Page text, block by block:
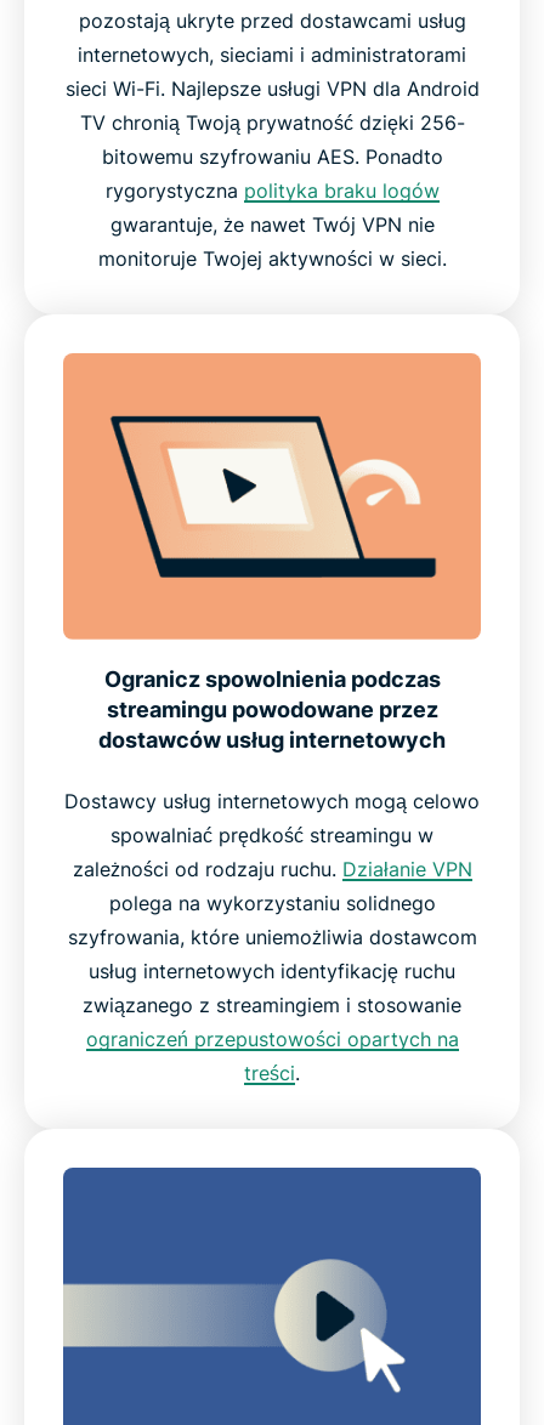
Co ludzie mówią o ExpressVPN
Często zadawane pytania
Wypróbuj ExpressVPN już dziś na swoim Android
TV bez ryzyka
pozostają ukryte przed dostawcami usług
internetowych, sieciami i administratorami
sieci Wi-Fi. Najlepsze usługi VPN dla Android
TV chronią Twoją prywatność dzięki 256-
bitowemu szyfrowaniu AES. Ponadto
rygorystyczna polityka braku logów
gwarantuje, że nawet Twój VPN nie
monitoruje Twojej aktywności w sieci.
Ogranicz spowolnienia podczas
streamingu powodowane przez
dostawców usług internetowych
Dostawcy usług internetowych mogą celowo
spowalniać prędkość streamingu w
zależności od rodzaju ruchu. Działanie VPN
polega na wykorzystaniu solidnego
szyfrowania, które uniemożliwia dostawcom
usług internetowych identyfikację ruchu
związanego z streamingiem i stosowanie
ograniczeń przepustowości opartych na
treści.